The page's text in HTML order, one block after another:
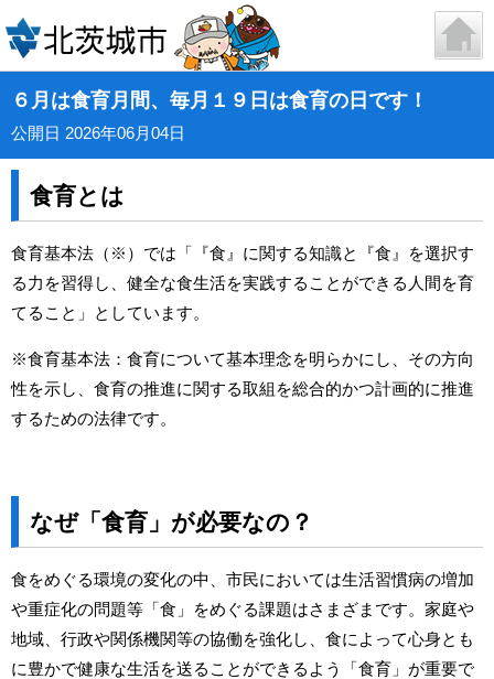
６月は食育月間、毎月１９日は食育の日です！
公開日 2026年06月04日
食育とは
食育基本法（※）では 「『食』に関する知識と『食』を選択す
る力を習得し、健全な食生活を実践することができる人間を育
てること」としています。
※食育基本法：食育について基本理念を明らかにし、その方向
性を示し、食育の推進に関する取組を総合的かつ計画的に推進
するための法律です。
なぜ「食育」が必要なの？
食をめぐる環境の変化の中、市民においては生活習慣病の増加
や重症化の問題等「食」をめぐる課題はさまざまです。家庭や
地域、行政や関係機関等の協働を強化し、食によって心身とも
に豊かで健康な生活を送ることができるよう「食育」が重要で